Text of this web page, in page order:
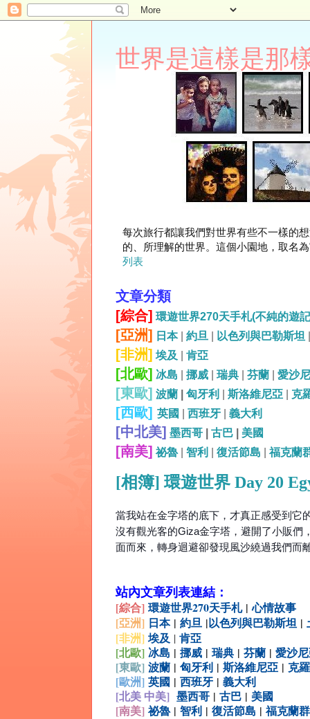
世界是這樣是那
每次旅行都讓我們對世界有些不一樣的
的、所理解的世界。這個小園地，取名
列表
文章分類
[綜合] 環遊世界270天手札(不純的遊
[亞洲] 日本| 約旦 以色列與巴勒斯坦
[非洲] 埃及 肯亞
[北歐] 冰島 挪威 瑞典 芬蘭 愛沙
[東歐] 波蘭 匈牙利 斯洛維尼亞 克
[西歐] 英國 西班牙 義大利
[中北美] 墨西哥 古巴 美國
[南美] 祕魯| 智利 復活節島 福克蘭
[相簿] 環遊世界 Day 20
當我站在金字塔的底下，才真正感受到它
沒有觀光客的Giza金字塔，避開了小販們
面而來，轉身迴避卻發現風沙繞過我們而
站內文章列表連結：
[綜合] 環遊世界270天手札|心情故事
[亞洲] 日本 | 約旦 |以色列與巴勒斯坦 |
[非洲] 埃及 | 肯亞
[北歐] 冰島 | 挪威 | 瑞典 | 芬蘭 | 愛沙
[東歐] 波蘭 | 匈牙利 | 斯洛維尼亞 | 克
[歐洲] 英國 | 西班牙 | 義大利
[北美 中美] 墨西哥 | 古巴 | 美國
[南美] 祕魯 | 智利 | 復活節島 | 福克蘭